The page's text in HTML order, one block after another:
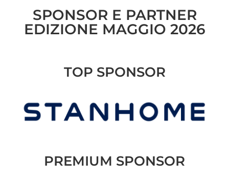
SPONSOR E PARTNER
EDIZIONE MAGGIO 2026
TOP SPONSOR
PREMIUM SPONSOR